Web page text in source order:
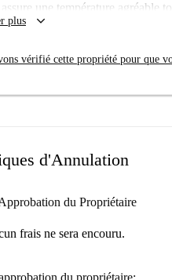
assure une température agréable
Spotahome pour son
À proximité se trouvent des
plus keyboard_arrow_down
vérifié cette propriété pour que
d'Annulation
du Propriétaire
frais ne sera encouru.
du propriétaire: